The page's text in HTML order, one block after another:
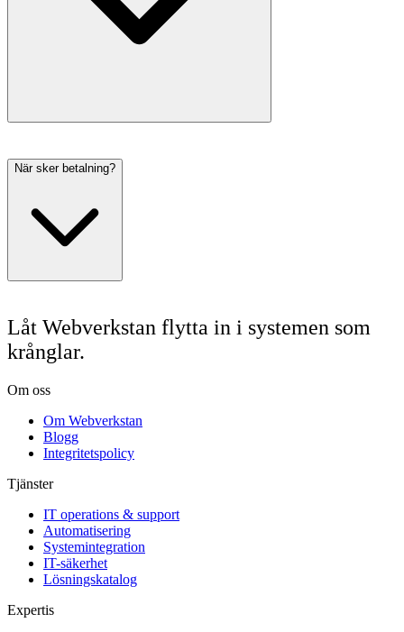
När sker betalning?
Låt Webverkstan flytta in i systemen som
krånglar.
Om oss
Om Webverkstan
Blogg
Integritetspolicy
Tjänster
IT operations & support
Automatisering
Systemintegration
IT-säkerhet
Lösningskatalog
Expertis